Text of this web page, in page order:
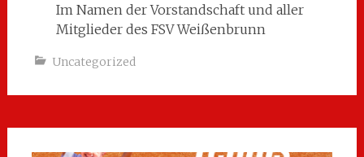
Im Namen der Vorstandschaft und aller
Mitglieder des FSV Weißenbrunn
Uncategorized